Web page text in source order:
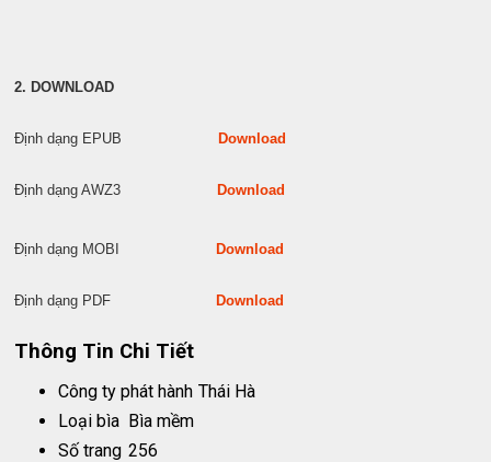
2. DOWNLOAD
Định dạng EPUBDownload
Định dạng AWZ3Download
Định dạng MOBIDownload
Định dạng PDFDownload
Thông Tin Chi Tiết
Công ty phát hành Thái Hà
Loại bìa Bìa mềm
Số trang 256